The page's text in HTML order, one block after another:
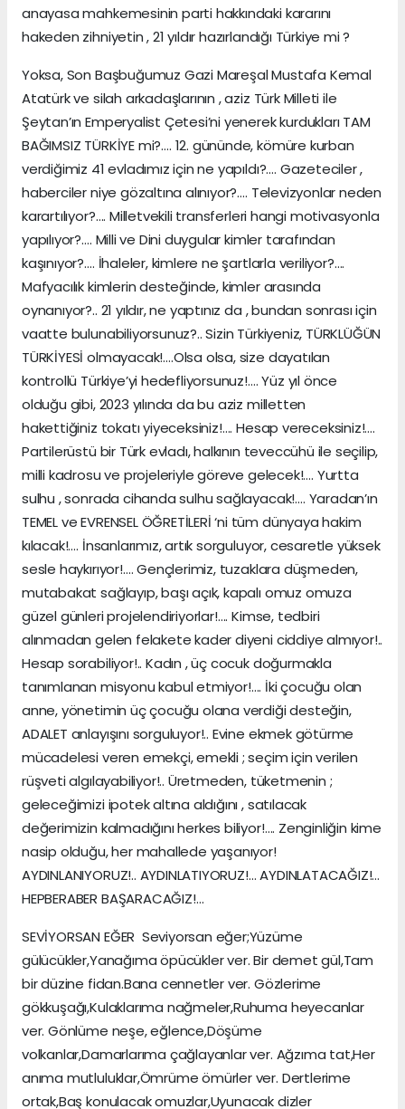
anayasa mahkemesinin parti hakkındaki kararını
hakeden zihniyetin , 21 yıldır hazırlandığı Türkiye mi ?
Yoksa, Son Başbuğumuz Gazi Mareşal Mustafa Kemal
Atatürk ve silah arkadaşlarının , aziz Türk Milleti ile
Şeytan’ın Emperyalist Çetesi’ni yenerek kurdukları TAM
BAĞIMSIZ TÜRKİYE mi?…. 12. gününde, kömüre kurban
verdiğimiz 41 evladımız için ne yapıldı?…. Gazeteciler ,
haberciler niye gözaltına alınıyor?…. Televizyonlar neden
karartılıyor?…. Milletvekili transferleri hangi motivasyonla
yapılıyor?…. Milli ve Dini duygular kimler tarafından
kaşınıyor?…. İhaleler, kimlere ne şartlarla veriliyor?….
Mafyacılık kimlerin desteğinde, kimler arasında
oynanıyor?.. 21 yıldır, ne yaptınız da , bundan sonrası için
vaatte bulunabiliyorsunuz?.. Sizin Türkiyeniz, TÜRKLÜĞÜN
TÜRKİYESİ olmayacak!….Olsa olsa, size dayatılan
kontrollü Türkiye’yi hedefliyorsunuz!…. Yüz yıl önce
olduğu gibi, 2023 yılında da bu aziz milletten
hakettiğiniz tokatı yiyeceksiniz!…. Hesap vereceksiniz!….
Partilerüstü bir Türk evladı, halkının teveccühü ile seçilip,
milli kadrosu ve projeleriyle göreve gelecek!…. Yurtta
sulhu , sonrada cihanda sulhu sağlayacak!…. Yaradan’ın
TEMEL ve EVRENSEL ÖĞRETİLERİ ‘ni tüm dünyaya hakim
kılacak!…. İnsanlarımız, artık sorguluyor, cesaretle yüksek
sesle haykırıyor!…. Gençlerimiz, tuzaklara düşmeden,
mutabakat sağlayıp, başı açık, kapalı omuz omuza
güzel günleri projelendiriyorlar!…. Kimse, tedbiri
alınmadan gelen felakete kader diyeni ciddiye almıyor!..
Hesap sorabiliyor!.. Kadın , üç cocuk doğurmakla
tanımlanan misyonu kabul etmiyor!…. İki çocuğu olan
anne, yönetimin üç çocuğu olana verdiği desteğin,
ADALET anlayışını sorguluyor!.. Evine ekmek götürme
mücadelesi veren emekçi, emekli ; seçim için verilen
rüşveti algılayabiliyor!.. Üretmeden, tüketmenin ;
geleceğimizi ipotek altına aldığını , satılacak
değerimizin kalmadığını herkes biliyor!…. Zenginliğin kime
nasip olduğu, her mahallede yaşanıyor!
AYDINLANIYORUZ!.. AYDINLATIYORUZ!… AYDINLATACAĞIZ!…
HEPBERABER BAŞARACAĞIZ!…
SEVİYORSAN EĞER Seviyorsan eğer;Yüzüme
gülücükler,Yanağıma öpücükler ver. Bir demet gül,Tam
bir düzine fidan.Bana cennetler ver. Gözlerime
gökkuşağı,Kulaklarıma nağmeler,Ruhuma heyecanlar
ver. Gönlüme neşe, eğlence,Döşüme
volkanlar,Damarlarıma çağlayanlar ver. Ağzıma tat,Her
anıma mutluluklar,Ömrüme ömürler ver. Dertlerime
ortak,Baş konulacak omuzlar,Uyunacak dizler